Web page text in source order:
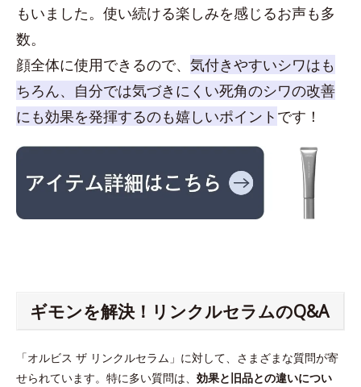
もいました。使い続ける楽しみを感じるお声も多
数。
顔全体に使用できるので、 気付きやすいシワはも
ちろん、自分では気づきにくい死角のシワの改善
にも効果を発揮するのも嬉しいポイント です！
ギモンを解決！リンクルセラムのQ&A
「オルビス ザ リンクルセラム」に対して、さまざまな質問が寄
せられています。特に多い質問は、 効果と旧品との違いについ